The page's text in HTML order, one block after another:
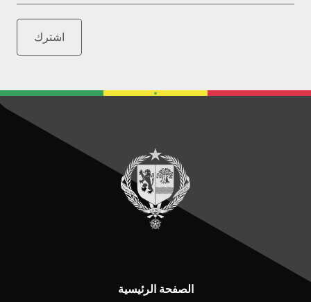
اشترك
الصفحة الرئيسية